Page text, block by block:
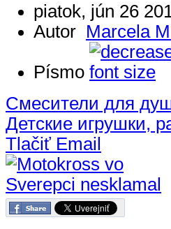
piatok, jún 26
Autor Marcela
Písmo
Смесители для
Детские игрушки,
Tlačiť Email